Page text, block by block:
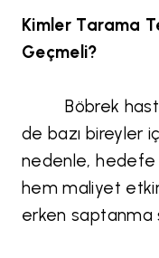
Kimler Tarama
Geçmeli?
Böbrek
de bazı bireyler
nedenle, hedefe
hem maliyet
erken saptanma